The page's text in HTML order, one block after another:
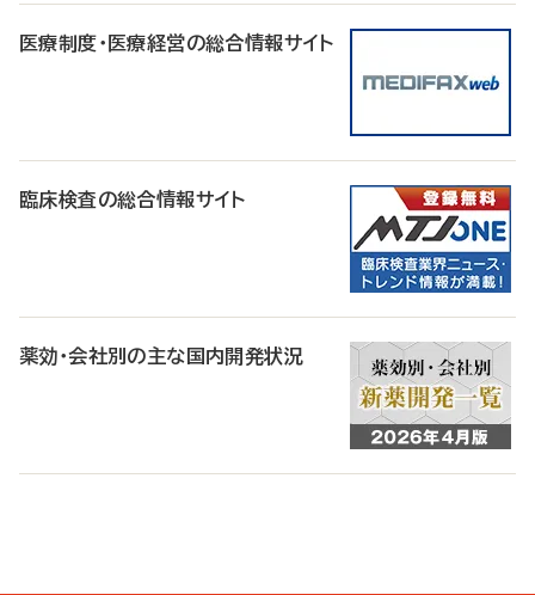
医療制度・医療経営の総合情報サイト
臨床検査の総合情報サイト
薬効・会社別の主な国内開発状況